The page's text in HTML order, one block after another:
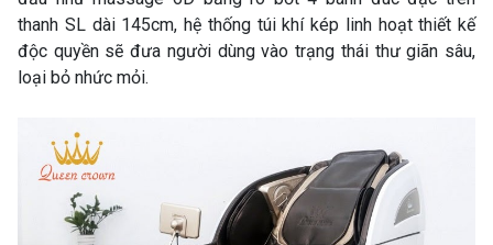
thanh SL dài 145cm, hệ thống túi khí kép linh hoạt thiết kế
độc quyền sẽ đưa người dùng vào trạng thái thư giãn sâu,
loại bỏ nhức mỏi.